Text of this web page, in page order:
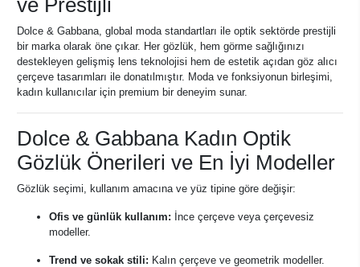
ve Prestijli
Dolce & Gabbana, global moda standartları ile optik sektörde prestijli
bir marka olarak öne çıkar. Her gözlük, hem görme sağlığınızı
destekleyen gelişmiş lens teknolojisi hem de estetik açıdan göz alıcı
çerçeve tasarımları ile donatılmıştır. Moda ve fonksiyonun birleşimi,
kadın kullanıcılar için premium bir deneyim sunar.
Dolce & Gabbana Kadın Optik
Gözlük Önerileri ve En İyi Modeller
Gözlük seçimi, kullanım amacına ve yüz tipine göre değişir:
Ofis ve günlük kullanım: İnce çerçeve veya çerçevesiz
modeller.
Trend ve sokak stili: Kalın çerçeve ve geometrik modeller.